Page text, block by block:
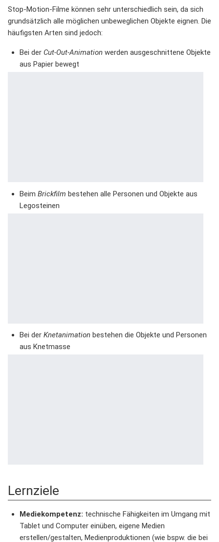
Stop-Motion-Filme können sehr unterschiedlich sein, da sich
grundsätzlich alle möglichen unbeweglichen Objekte eignen. Die
häufigsten Arten sind jedoch:
Bei der Cut-Out-Animation werden ausgeschnittene Objekte
aus Papier bewegt
Beim Brickfilm bestehen alle Personen und Objekte aus
Legosteinen
Bei der Knetanimation bestehen die Objekte und Personen
aus Knetmasse
Lernziele
Mediekompetenz: technische Fähigkeiten im Umgang mit
Tablet und Computer einüben, eigene Medien
erstellen/gestalten, Medienproduktionen (wie bspw. die bei